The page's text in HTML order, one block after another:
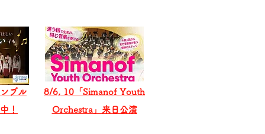
ブル
！
8/6, 10「Simanof Youth
Orchestra」来日公演